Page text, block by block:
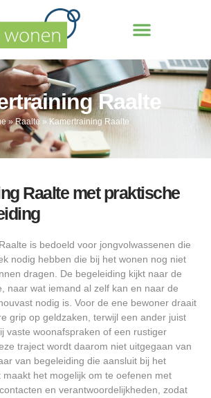
Raalte
»Raalte »Kamertraining Raalte
Raalte met praktische
is bedoeld voor jongvolwassenen die
nodig hebben die bij het wonen nog niet
dragen. De begeleiding kijkt naar de
naar wat iemand al zelf kan en naar de
nodig is. Voor de ene bewoner draait
grip op geldzaken, terwijl een ander juist
vaste woonafspraken of een rustiger
traject wordt daarom niet uitgegaan van
van begeleiding die aansluit bij het
maakt het mogelijk om te oefenen met
en verantwoordelijkheden, zodat